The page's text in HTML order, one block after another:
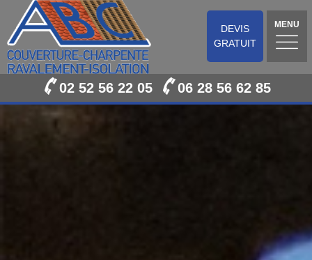
DEVIS
GRATUIT
MENU
02 52 56 22 05 06 28 56 62 85